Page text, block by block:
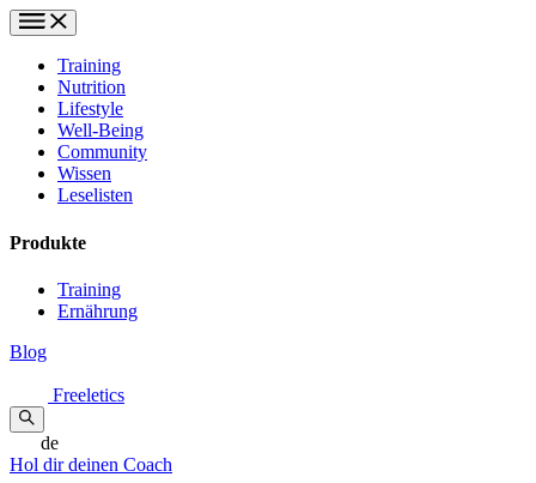
Training
Nutrition
Lifestyle
Well-Being
Community
Wissen
Leselisten
Produkte
Training
Ernährung
Blog
Freeletics
de
Hol dir deinen Coach